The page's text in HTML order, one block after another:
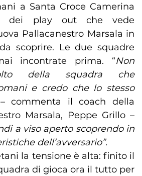
a Santa Croce Camerina
dei play out che vede
Pallacanestro Marsala in
scoprire. Le due squadre
incontrate prima. “Non
della squadra che
e credo che lo stesso
commenta il coach della
Marsala, Peppe Grillo –
a viso aperto scoprendo in
dell’avversario”.
la tensione è alta: finito il
di gioca ora il tutto per